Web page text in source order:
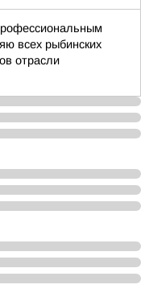
всех рыбинских
отрасли